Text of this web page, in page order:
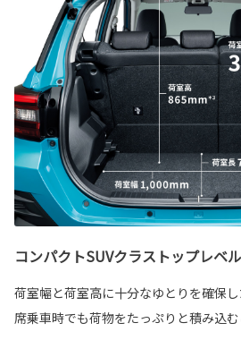
コンパクトSUVクラストップレベル
荷室幅と荷室高に十分なゆとりを確保
席乗車時でも荷物をたっぷりと積み込む